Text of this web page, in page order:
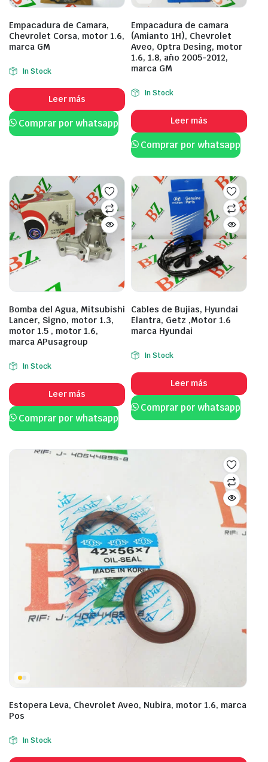
Empacadura de Camara,
Chevrolet Corsa, motor 1.6,
marca GM
In Stock
Leer más
Comprar por whatsapp
Empacadura de camara
(Amianto 1H), Chevrolet
Aveo, Optra Desing, motor
1.6, 1.8, año 2005-2012,
marca GM
In Stock
Leer más
Comprar por whatsapp
Bomba del Agua, Mitsubishi
Lancer, Signo, motor 1.3,
motor 1.5 , motor 1.6,
marca APusagroup
In Stock
Leer más
Comprar por whatsapp
Cables de Bujias, Hyundai
Elantra, Getz ,Motor 1.6
marca Hyundai
In Stock
Leer más
Comprar por whatsapp
Estopera Leva, Chevrolet Aveo, Nubira, motor 1.6, marca
Pos
In Stock